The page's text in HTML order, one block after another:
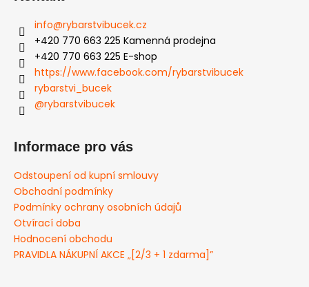
info@rybarstvibucek.cz
+420 770 663 225 Kamenná prodejna
+420 770 663 225 E-shop
https://www.facebook.com/rybarstvibucek
rybarstvi_bucek
@rybarstvibucek
Informace pro vás
Odstoupení od kupní smlouvy
Obchodní podmínky
Podmínky ochrany osobních údajů
Otvírací doba
Hodnocení obchodu
PRAVIDLA NÁKUPNÍ AKCE „[2/3 + 1 zdarma]”